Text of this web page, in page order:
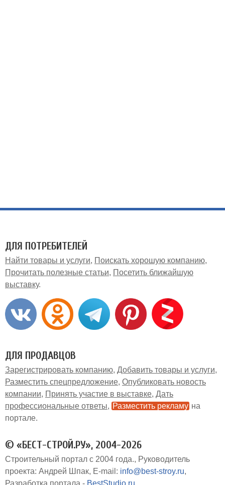
ДЛЯ ПОТРЕБИТЕЛЕЙ
Найти товары и услуги
Поискать хорошую компанию
Прочитать полезные статьи
Посетить ближайшую
выставку
ДЛЯ ПРОДАВЦОВ
Зарегистрировать компанию Добавить товары и услуги
Разместить спецпредложение Опубликовать новость
компании
Принять участие в выставке Дать
профессиональные ответы
Разместить рекламу на
портале
© «БЕСТ-СТРОЙ.РУ», 2004-2026
Строительный портал с 2004 года.
Руководитель
проекта: Андрей Шпак E-mail: info@best-stroy.ru
Разработка портала - BestStudio.ru